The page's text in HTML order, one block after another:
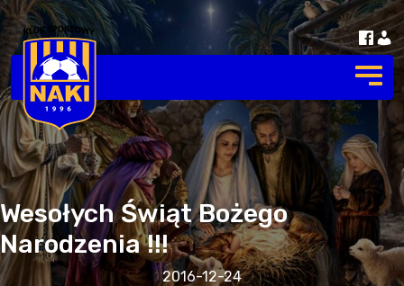
Wesołych Świąt Bożego
Narodzenia !!!
2016-12-24